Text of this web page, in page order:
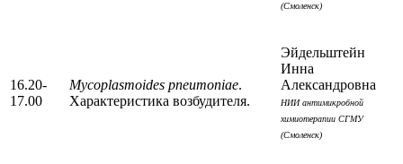
(Смоленск)
16.20-
17.00
Mycoplasmoides pneumoniae.
Характеристика возбудителя.
Эйдельштейн
Инна
Александровна
НИИ антимикробной
химиотерапии СГМУ
(Смоленск)